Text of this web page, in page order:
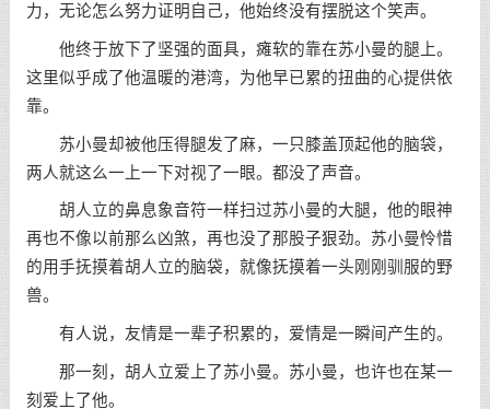
力，无论怎么努力证明自己，他始终没有摆脱这个笑声。
他终于放下了坚强的面具，瘫软的靠在苏小曼的腿上。
这里似乎成了他温暖的港湾，为他早已累的扭曲的心提供依
靠。
苏小曼却被他压得腿发了麻，一只膝盖顶起他的脑袋，
两人就这么一上一下对视了一眼。都没了声音。
胡人立的鼻息象音符一样扫过苏小曼的大腿，他的眼神
再也不像以前那么凶煞，再也没了那股子狠劲。苏小曼怜惜
的用手抚摸着胡人立的脑袋，就像抚摸着一头刚刚驯服的野
兽。
有人说，友情是一辈子积累的，爱情是一瞬间产生的。
那一刻，胡人立爱上了苏小曼。苏小曼，也许也在某一
刻爱上了他。